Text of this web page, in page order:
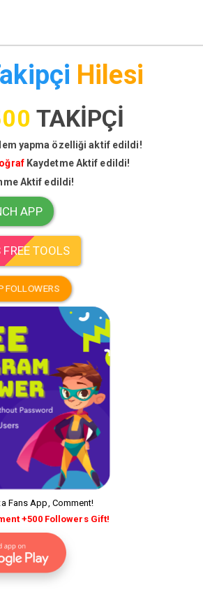
Hilesi
TAKİPÇİ
yapma özelliği aktif edildi!
Kaydetme Aktif edildi!
Aktif edildi!
APP
TOOLS
FOLLOWERS
Fans App, Comment!
+500 Followers Gift!